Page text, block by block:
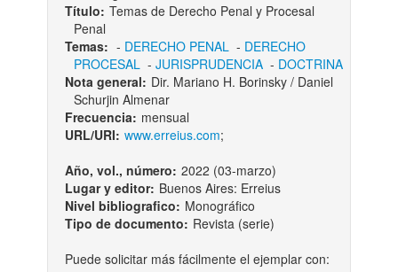
Título: Temas de Derecho Penal y Procesal
Penal
Temas: - DERECHO PENAL- DERECHO
PROCESAL- JURISPRUDENCIA- DOCTRINA
Nota general: Dir. Mariano H. Borinsky / Daniel
Schurjin Almenar
Frecuencia: mensual
URL/URI: www.erreius.com;
Año, vol., número: 2022 (03-marzo)
Lugar y editor: Buenos Aires: Erreius
Nivel bibliografico: Monográfico
Tipo de documento: Revista (serie)
Puede solicitar más fácilmente el ejemplar con: